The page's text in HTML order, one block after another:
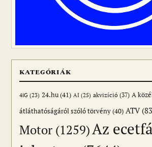
KATEGÓRIÁK
4iG (23) 24.hu(41) AI (25) akvizíció (37) A
átláthatóságáról szóló törvény(40) ATV
Motor (1259)Az